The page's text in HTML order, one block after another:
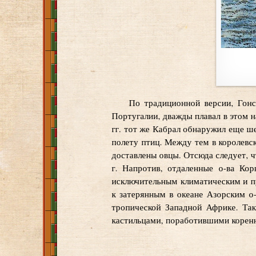
По традиционной версии,
Португалии, дважды плавал в этом
гг. тот же Кабрал обнаружил еще
полету птиц. Между тем в
доставлены овцы. Отсюда следует,
г. Напротив, отдаленные о-ва
исключительным климатическим и
к затерянным в океане Азорским
тропической Западной Африке.
кастильцами, поработившими